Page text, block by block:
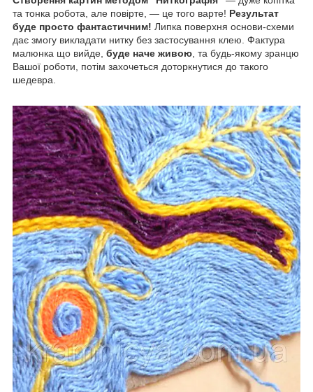
та тонка робота, але повірте, — це того варте! Результат
буде просто фантастичним! Липка поверхня основи-схеми
дає змогу викладати нитку без застосування клею. Фактура
малюнка що вийде, буде наче живою, та будь-якому зранцю
Вашої роботи, потім захочеться доторкнутися до такого
шедевра.